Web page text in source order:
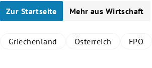
Zur Startseite Mehr aus Wirtschaft
Griechenland Österreich FPÖ